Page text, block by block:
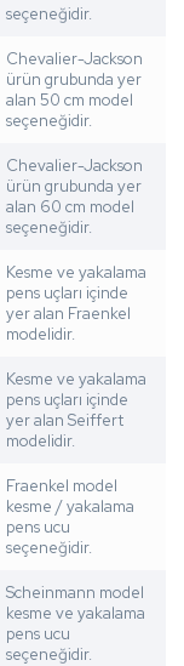
seçeneğidir.
Chevalier-Jackson
ürün grubunda yer
alan 50 cm model
seçeneğidir.
Chevalier-Jackson
ürün grubunda yer
alan 60 cm model
seçeneğidir.
Kesme ve yakalama
pens uçları içinde
yer alan Fraenkel
modelidir.
Kesme ve yakalama
pens uçları içinde
yer alan Seiffert
modelidir.
Fraenkel model
kesme / yakalama
pens ucu
seçeneğidir.
Scheinmann model
kesme ve yakalama
pens ucu
seçeneğidir.